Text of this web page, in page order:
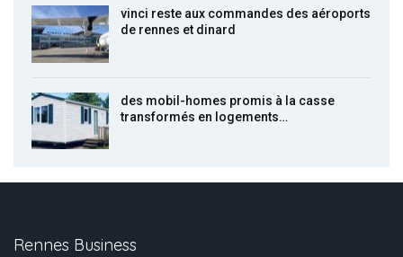
vinci reste aux commandes des aéroports
de rennes et dinard
des mobil-homes promis à la casse
transformés en logements…
Rennes Business